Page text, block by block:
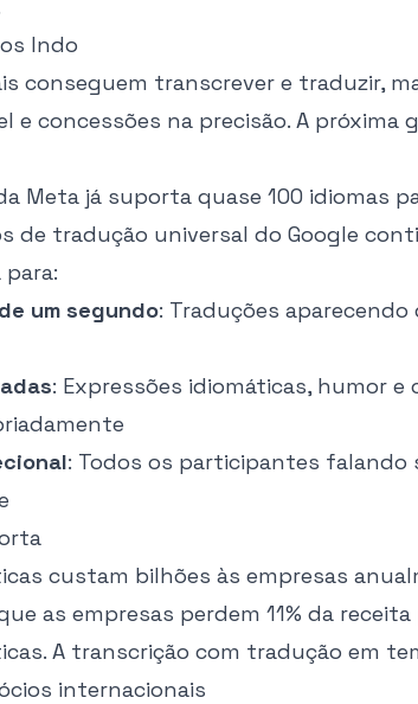
Indo
conseguem transcrever e traduzir,
e concessões na precisão. A próxima
Meta já suporta quase 100 idiomas
de tradução universal do Google
um segundo: Traduções
: Expressões idiomáticas, humor
: Todos os participantes falando
custam bilhões às empresas
as empresas perdem 11% da
A transcrição com tradução em
internacionais